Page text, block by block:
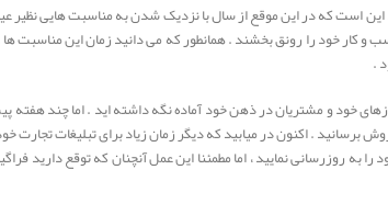
این است که در این موقع از سال با نزدیک شدن به مناسبت هایی نظیر
خود را رونق بخشند . همانطور که می دانید زمان این مناسبت ها
.
خود و مشتریان در ذهن خود آماده نگه داشته اید . اما چند
برسانید . اکنون در میابید که دیگر زمان زیاد برای تبلیغات تجارت
روزرسانی نمایید ، اما مطمئنا این عمل آنچنان که توقع دارید